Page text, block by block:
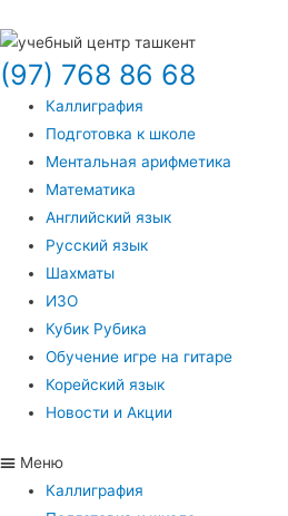
(97) 768 86 68
Каллиграфия
Подготовка к школе
Ментальная арифметика
Математика
Английский язык
Русский язык
Шахматы
ИЗО
Кубик Рубика
Обучение игре на гитаре
Корейский язык
Новости и Акции
Меню
Каллиграфия